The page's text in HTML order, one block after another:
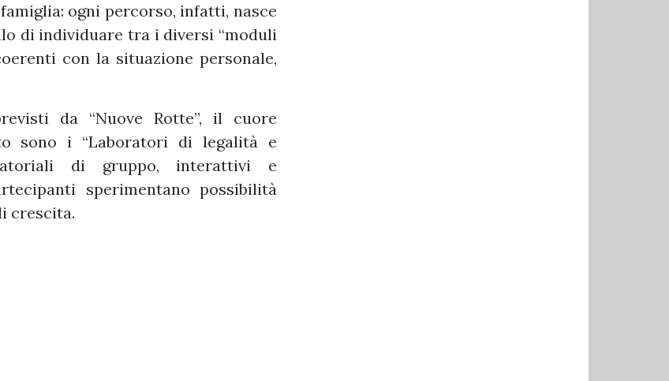
ogni percorso, infatti, nasce
di individuare tra i diversi “moduli
con la situazione personale,
da “Nuove Rotte”, il cuore
sono i “Laboratori di legalità e
di gruppo, interattivi e
sperimentano possibilità
crescita.